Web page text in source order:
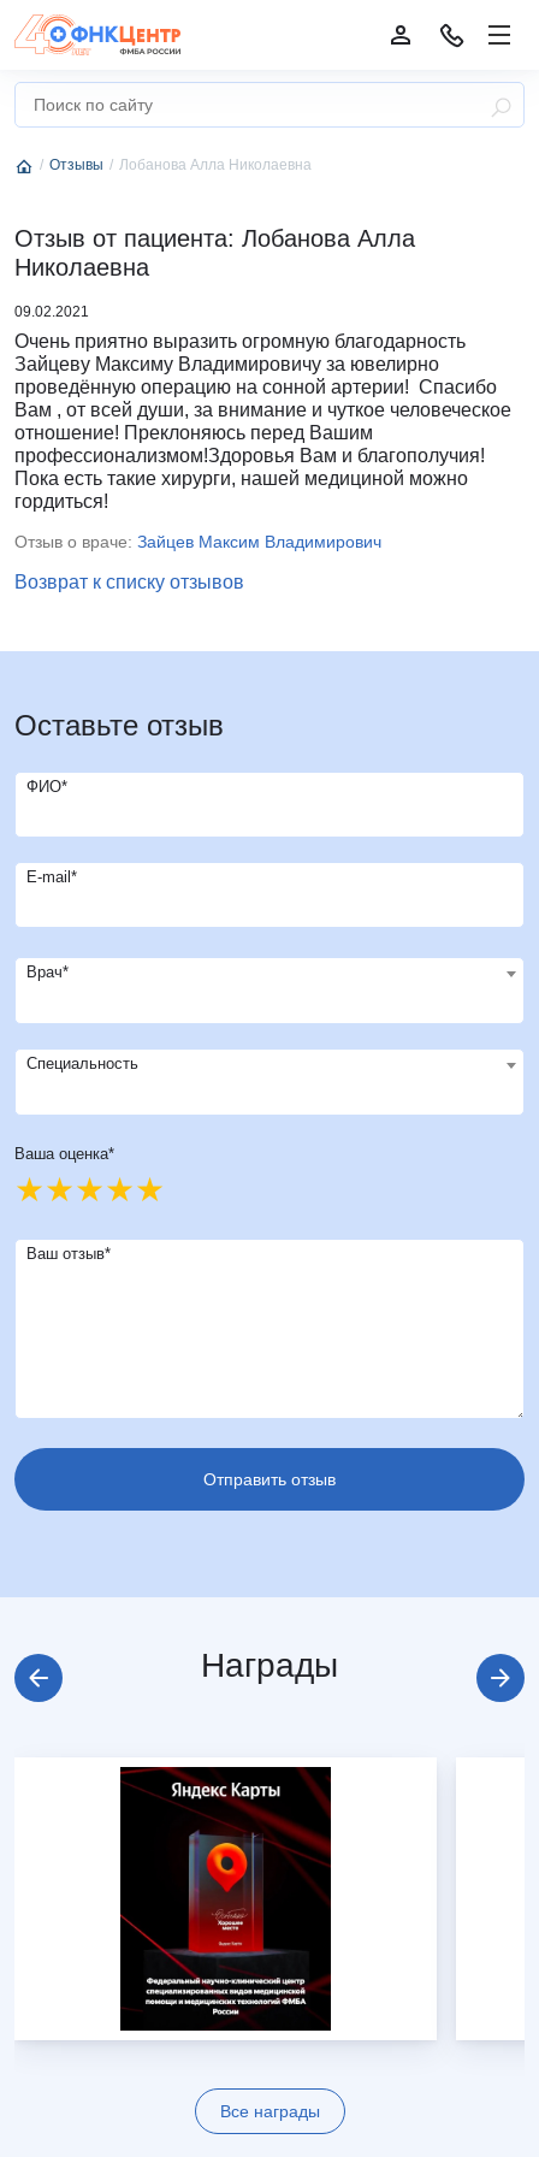
Отзывы Лобанова Алла Николаевна
Отзыв от пациента: Лобанова Алла
Николаевна
09.02.2021
Очень приятно выразить огромную благодарность
Зайцеву Максиму Владимировичу за ювелирно
проведённую операцию на сонной артерии! Спасибо
Вам , от всей души, за внимание и чуткое человеческое
отношение! Преклоняюсь перед Вашим
профессионализмом!Здоровья Вам и благополучия!
Пока есть такие хирурги, нашей медициной можно
гордиться!
Отзыв о враче: Зайцев Максим Владимирович
Возврат к списку отзывов
Оставьте отзыв
ФИО*
E-mail*
Врач*
Специальность
Ваша оценка*
Ваш отзыв*
Награды
Все награды